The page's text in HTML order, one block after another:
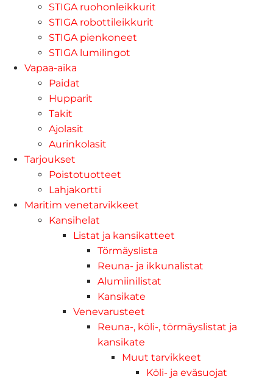
STIGA ruohonleikkurit
STIGA robottileikkurit
STIGA pienkoneet
STIGA lumilingot
Vapaa-aika
Paidat
Hupparit
Takit
Ajolasit
Aurinkolasit
Tarjoukset
Poistotuotteet
Lahjakortti
Maritim venetarvikkeet
Kansihelat
Listat ja kansikatteet
Törmäyslista
Reuna- ja ikkunalistat
Alumiinilistat
Kansikate
Venevarusteet
Reuna-, köli-, törmäyslistat ja
kansikate
Muut tarvikkeet
Köli- ja eväsuojat